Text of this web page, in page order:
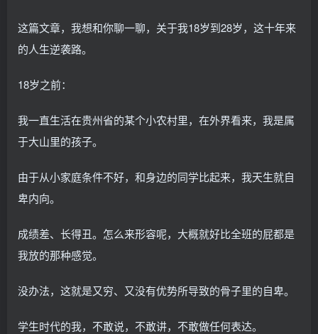
这篇文章，我想和你聊一聊，关于我18岁到28岁，这十年来
的人生逆袭路。
18岁之前：
我一直生活在贵州省的某个小农村里，在外界看来，我是属
于大山里的孩子。
由于从小家庭条件不好，和身边的同学比起来，我天生就自
卑内向。
成绩差、长得丑。怎么来形容呢，大概就好比全班的屁都是
我放的那种感觉。
没办法，这就是又穷、又没有优势所导致的骨子里的自卑。
学生时代的我，不敢说，不敢讲，不敢做任何表达。